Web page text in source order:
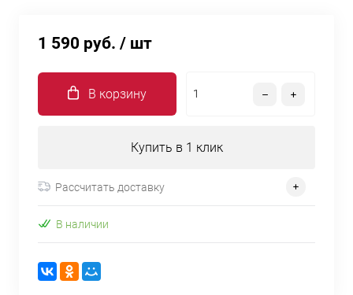
1 590 руб. / шт
В корзину
Купить в 1 клик
Рассчитать доставку
В наличии